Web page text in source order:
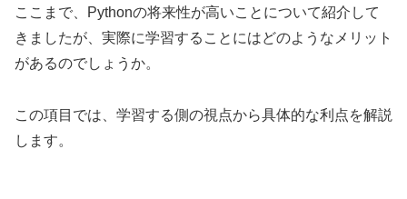
ここまで、Pythonの将来性が高いことについて紹介して
きましたが、実際に学習することにはどのようなメリット
があるのでしょうか。
この項目では、学習する側の視点から具体的な利点を解説
します。